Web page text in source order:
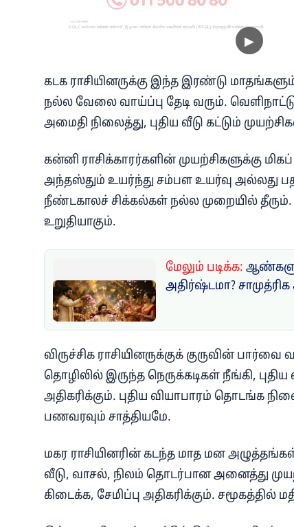
கடக ராசியினருக்கு இந்த இரண்டு
நல்ல வேலை வாய்ப்பு தேடி வரும்.
அமைதி நிலைத்து, புதிய வீடு கட்டும்
கன்னி ராசிக்காரர்களின் முயற்சிகளுக்கு
அந்தஸ்தும் உயர்ந்து சம்பள உயர்வு அல்லது
நீண்டகாலச் சிக்கல்கள் நல்ல முறையில் தீரும்.
உறுதியாகும்.
மேலும் படிக்க:
அதிர்ஷ்டமா?
விருச்சிக ராசியினருக்குக் குருவின்
தொழிலில் இருந்த நெருக்கடிகள் நீங்கி,
அதிகரிக்கும். புதிய வியாபாரம் தொடங்க
பணவரவும் சாத்தியமே.
மகர ராசியினரின் கடந்த மாத மன
வீடு, வாசல், நிலம் தொடர்பான அனைத்து
கிடைக்க, சேமிப்பு அதிகரிக்கும். சமூகத்தில்